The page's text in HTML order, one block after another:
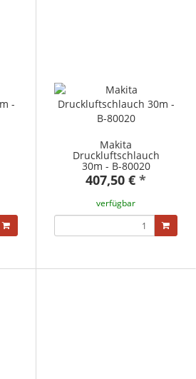
Makita
Druckluftschlauch
30m - B-80020
407,50 € *
verfügbar